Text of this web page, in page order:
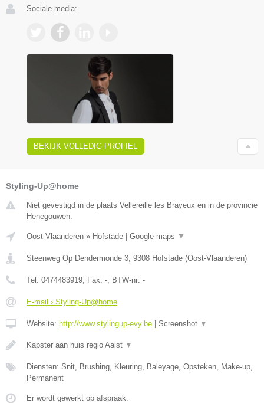
Sociale media:
BEKIJK VOLLEDIG PROFIEL
Styling-Up@home
Niet gevestigd in de plaats Vellereille les Brayeux en in de provincie
Henegouwen.
Oost-Vlaanderen » Hofstade | Google maps ▼
Steenweg Op Dendermonde 3 9308 Hofstade (Oost-Vlaanderen)
Tel: 0474483919 , Fax: - , BTW-nr: -
E-mail › Styling-Up@home
Website: http://www.stylingup-evy.be | Screenshot ▼
Kapster aan huis regio Aalst ▼
Diensten: Snit, Brushing, Kleuring, Baleyage, Opsteken, Make-up,
Permanent
Er wordt gewerkt op afspraak.